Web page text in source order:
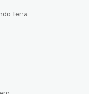
Terra